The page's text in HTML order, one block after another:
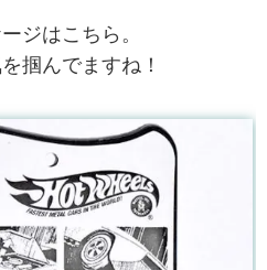
ジはこちら。
掴んでますね！